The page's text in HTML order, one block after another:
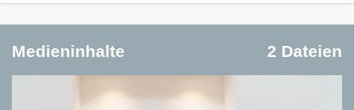
Medieninhalte 2 Dateien